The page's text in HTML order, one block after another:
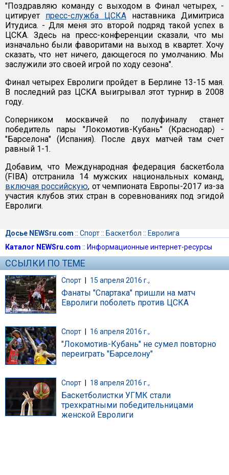
"Поздравляю команду с выходом в Финал четырех, -
цитирует пресс-служба ЦСКА наставника Димитриса
Итудиса. - Для меня это второй подряд такой успех в
ЦСКА. Здесь на пресс-конференции сказали, что мы
изначально были фаворитами на выход в квартет. Хочу
сказать, что нет ничего, дающегося по умолчанию. Мы
заслужили это своей игрой по ходу сезона".
Финал четырех Евролиги пройдет в Берлине 13-15 мая.
В последний раз ЦСКА выигрывал этот турнир в 2008
году.
Соперником москвичей по полуфиналу станет
победитель пары "Локомотив-Кубань" (Краснодар) -
"Барселона" (Испания). После двух матчей там счет
равный 1-1.
Добавим, что Международная федерация баскетбола
(FIBA) отстранила 14 мужских национальных команд,
включая российскую, от чемпионата Европы-2017 из-за
участия клубов этих стран в соревнованиях под эгидой
Евролиги.
Досье NEWSru.com :: Спорт:: Баскетбол :: Евролига
Каталог NEWSru.com :: Информационные интернет-ресурсы
ССЫЛКИ ПО ТЕМЕ
Спорт | 15 апреля 2016 г.,
Фанаты "Спартака" пришли на матч
Евролиги поболеть против ЦСКА
Спорт 16 апреля 2016 г.,
"Локомотив-Кубань" не сумел повторно
переиграть "Барселону"
Спорт 18 апреля 2016 г.,
Баскетболистки УГМК стали
трехкратными победительницами
женской Евролиги